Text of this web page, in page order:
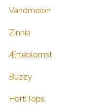
Vandmelon
Zinnia
Ærteblomst
Buzzy
HortiTops